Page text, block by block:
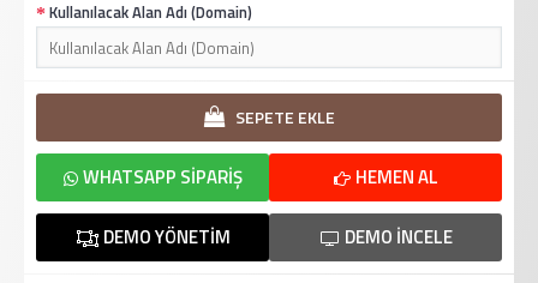
Kullanılacak Alan Adı (Domain)
SEPETE EKLE
HEMEN AL
WHATSAPP SIPARIŞ
DEMO İNCELE
DEMO YÖNETIM